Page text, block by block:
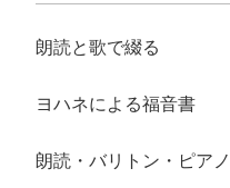
朗読と歌で綴る
ヨハネによる福音書
朗読・バリトン・ピア